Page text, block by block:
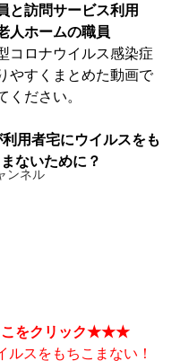
ンネル
と訪問サービス利用
人ホームの職員
コロナウイルス感染症
やすくまとめた動画で
用者宅にウイルスをも
ないために？
をクリック★★★
スをもちこまない！